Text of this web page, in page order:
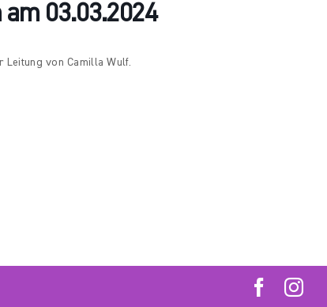
03.03.2024
Leitung von Camilla Wulf.